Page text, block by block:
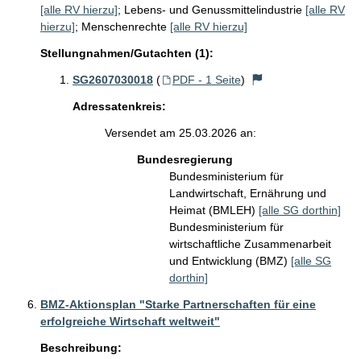
[alle RV hierzu]; Lebens- und Genussmittelindustrie [alle RV
hierzu]; Menschenrechte [alle RV hierzu]
Stellungnahmen/Gutachten (1):
SG2607030018 ( PDF - 1 Seite)
Adressatenkreis:
Versendet am 25.03.2026 an:
Bundesregierung
Bundesministerium für
Landwirtschaft, Ernährung und
Heimat (BMLEH) [alle SG dorthin]
Bundesministerium für
wirtschaftliche Zusammenarbeit
und Entwicklung (BMZ) [alle SG
dorthin]
BMZ-Aktionsplan "Starke Partnerschaften für eine
erfolgreiche Wirtschaft weltweit"
Beschreibung: